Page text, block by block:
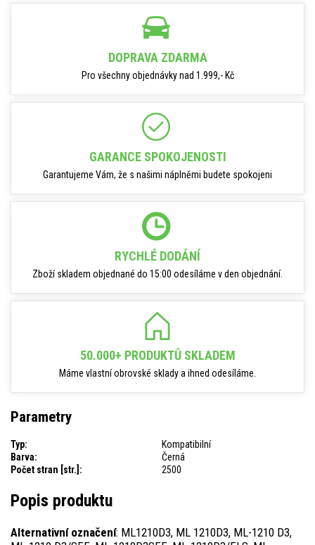
DOPRAVA ZDARMA
Pro všechny objednávky nad 1.999,- Kč
GARANCE SPOKOJENOSTI
Garantujeme Vám, že s našimi náplněmi budete spokojeni
RYCHLÉ DODÁNÍ
Zboží skladem objednané do 15:00 odesíláme v den objednání.
50.000+ PRODUKTŮ SKLADEM
Máme vlastní obrovské sklady a ihned odesíláme.
Parametry
Typ:
Kompatibilní
Barva:
Černá
Počet stran [str.]:
2500
Popis produktu
Alternativní označení: ML1210D3, ML 1210D3, ML-1210 D3,